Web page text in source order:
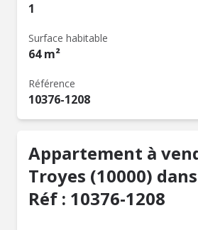
1
Surface habitable
64 m²
Référence
10376-1208
Appartement à
Troyes (10000)
Réf : 10376-1208